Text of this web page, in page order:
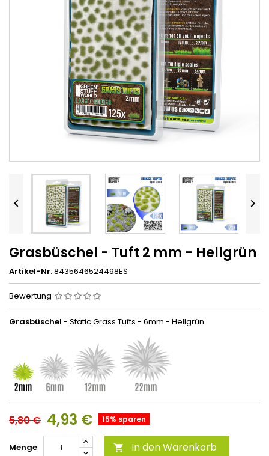
 
Grasbüschel - Tuft 2 mm - Hellgrün
Artikel-Nr.8435646524498ES
Bewertung
Grasbüschel - Static Grass Tufts - 6mm - Hellgrün
5,80 € 4,93 € 15% sparen
Menge  In den Warenkorb